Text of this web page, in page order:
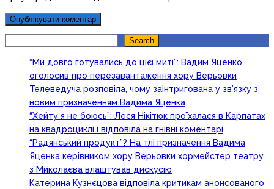
Search
“Ми довго готувались до цієї миті”: Вадим Яценко
оголосив про перезавантаження хору Верьовки
Телеведуча розповіла, чому заінтригована у зв’язку з
новим призначенням Вадима Яценка
“Хейту я не боюсь”: Леся Нікітюк проїхалася в Карпатах
на квадроциклі і відповіла на гнівні коментарі
“Радянський продукт”? На тлі призначення Вадима
Яценка керівником хору Верьовки хормейстер театру
з Миколаєва влаштував дискусію
Катерина Кузнєцова відповіла критикам анонсованого